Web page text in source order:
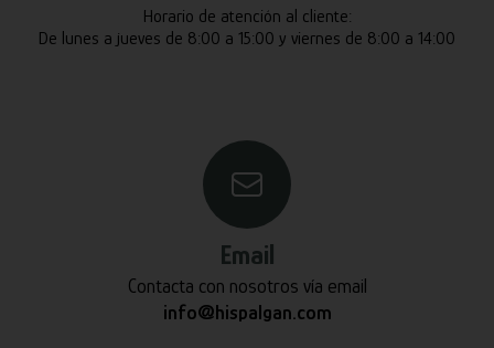
Horario de atención al cliente:
De lunes a jueves de 8:00 a 15:00 y viernes de 8:00 a 14:00
Email
Contacta con nosotros vía email
info@hispalgan.com